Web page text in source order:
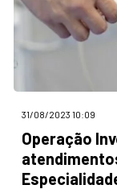
31/08/2023 10:09
Operação